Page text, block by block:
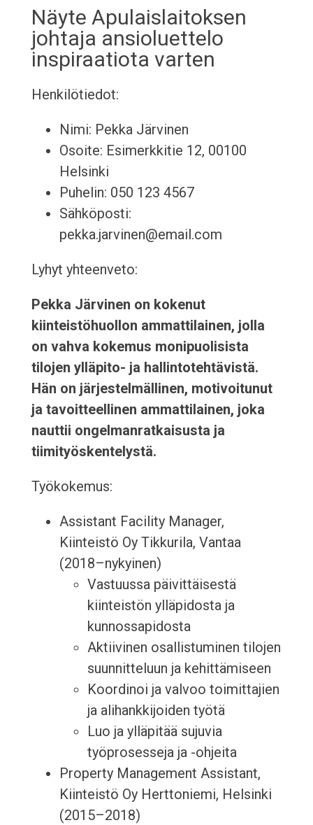
Näyte Apulaislaitoksen
johtaja ansioluettelo
inspiraatiota varten
Henkilötiedot:
Nimi: Pekka Järvinen
Osoite: Esimerkkitie 12, 00100
Helsinki
Puhelin: 050 123 4567
Sähköposti:
pekka.jarvinen@email.com
Lyhyt yhteenveto:
Pekka Järvinen on kokenut
kiinteistöhuollon ammattilainen, jolla
on vahva kokemus monipuolisista
tilojen ylläpito- ja hallintotehtävistä.
Hän on järjestelmällinen, motivoitunut
ja tavoitteellinen ammattilainen, joka
nauttii ongelmanratkaisusta ja
tiimityöskentelystä.
Työkokemus:
Assistant Facility Manager,
Kiinteistö Oy Tikkurila, Vantaa
(2018–nykyinen)
Vastuussa päivittäisestä
kiinteistön ylläpidosta ja
kunnossapidosta
Aktiivinen osallistuminen tilojen
suunnitteluun ja kehittämiseen
Koordinoi ja valvoo toimittajien
ja alihankkijoiden työtä
Luo ja ylläpitää sujuvia
työprosesseja ja -ohjeita
Property Management Assistant,
Kiinteistö Oy Herttoniemi, Helsinki
(2015–2018)